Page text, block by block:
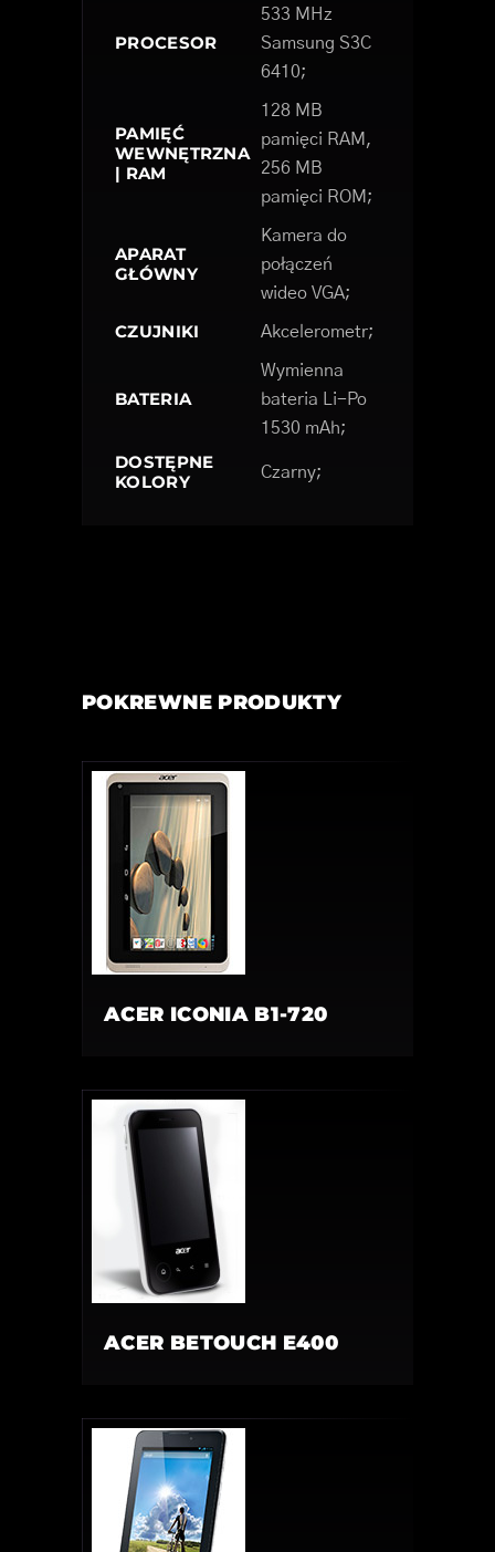
PROCESOR
533 MHz
Samsung S3C
6410;
PAMIĘĆ
WEWNĘTRZNA
| RAM
128 MB
pamięci RAM,
256 MB
pamięci ROM;
APARAT
GŁÓWNY
Kamera do
połączeń
wideo VGA;
CZUJNIKI Akcelerometr;
BATERIA
Wymienna
bateria Li-Po
1530 mAh;
DOSTĘPNE
KOLORY
Czarny;
POKREWNE PRODUKTY
ACER ICONIA B1-720
ACER BETOUCH E400